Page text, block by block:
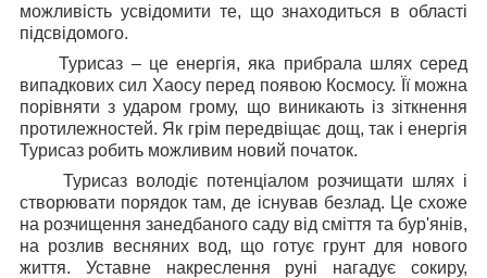
можливість усвідомити те, що знаходиться в області
підсвідомого.
Турисаз – це енергія, яка прибрала шлях серед
випадкових сил Хаосу перед появою Космосу. Її можна
порівняти з ударом грому, що виникають із зіткнення
протилежностей. Як грім передвіщає дощ, так і енергія
Турисаз робить можливим новий початок.
Турисаз володіє потенціалом розчищати шлях і
створювати порядок там, де існував безлад. Це схоже
на розчищення занедбаного саду від сміття та бур'янів,
на розлив весняних вод, що готує грунт для нового
життя. Уставне накреслення руні нагадує сокиру,